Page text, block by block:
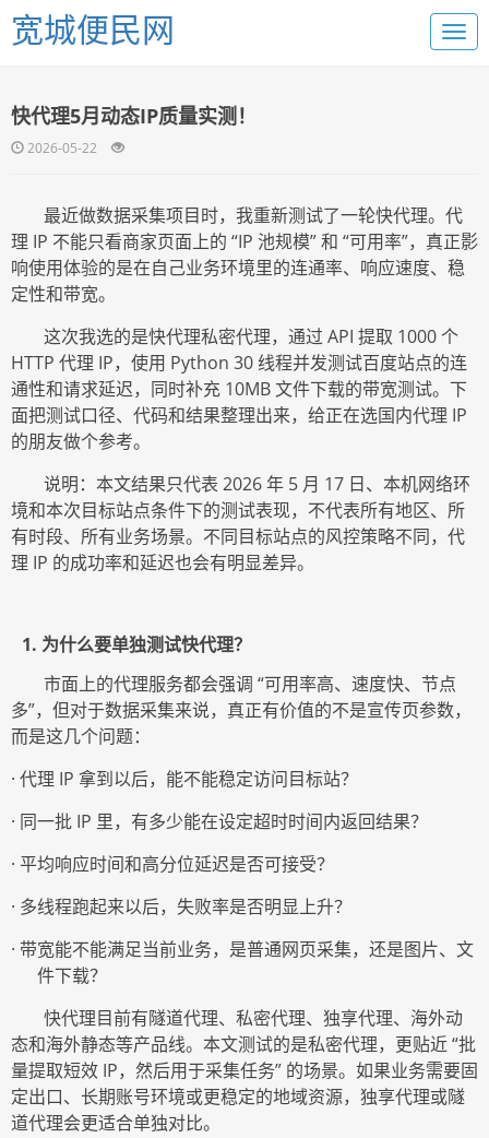
宽城便民网
快代理5月动态IP质量实测！
2026-05-22
最近做数据采集项目时，我重新测试了一轮快代理。代
理 IP 不能只看商家页面上的 “IP 池规模” 和 “可用率”，真正影
响使用体验的是在自己业务环境里的连通率、响应速度、稳
定性和带宽。
这次我选的是快代理私密代理，通过 API 提取 1000 个
HTTP 代理 IP，使用 Python 30 线程并发测试百度站点的连
通性和请求延迟，同时补充 10MB 文件下载的带宽测试。下
面把测试口径、代码和结果整理出来，给正在选国内代理 IP
的朋友做个参考。
说明：本文结果只代表 2026 年 5 月 17 日、本机网络环
境和本次目标站点条件下的测试表现，不代表所有地区、所
有时段、所有业务场景。不同目标站点的风控策略不同，代
理 IP 的成功率和延迟也会有明显差异。
1. 为什么要单独测试快代理？
市面上的代理服务都会强调 “可用率高、速度快、节点
多”，但对于数据采集来说，真正有价值的不是宣传页参数，
而是这几个问题：
· 代理 IP 拿到以后，能不能稳定访问目标站？
· 同一批 IP 里，有多少能在设定超时时间内返回结果？
· 平均响应时间和高分位延迟是否可接受？
· 多线程跑起来以后，失败率是否明显上升？
· 带宽能不能满足当前业务，是普通网页采集，还是图片、文
件下载？
快代理目前有隧道代理、私密代理、独享代理、海外动
态和海外静态等产品线。本文测试的是私密代理，更贴近“批
量提取短效 IP，然后用于采集任务” 的场景。如果业务需要固
定出口、长期账号环境或更稳定的地域资源，独享代理或隧
道代理会更适合单独对比。